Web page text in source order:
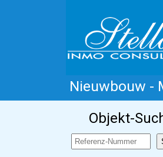
Nieuwbouw -
Costa Blanca
Nieuwbouw
Objekt-